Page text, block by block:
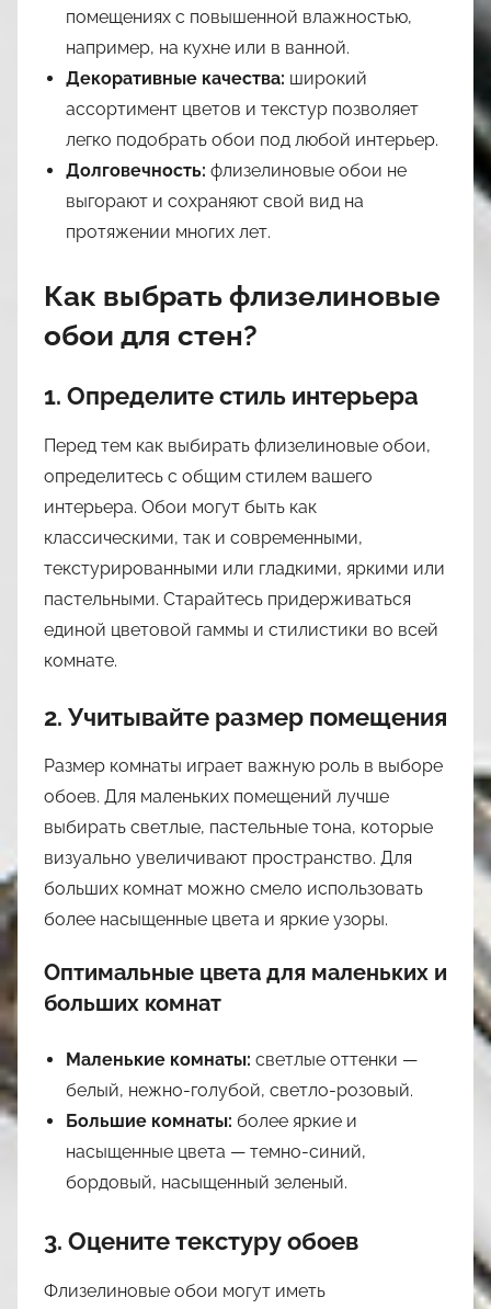
помещениях с повышенной влажностью,
например, на кухне или в ванной.
Декоративные качества: широкий
ассортимент цветов и текстур позволяет
легко подобрать обои под любой интерьер.
Долговечность: флизелиновые обои не
выгорают и сохраняют свой вид на
протяжении многих лет.
Как выбрать флизелиновые
обои для стен?
1. Определите стиль интерьера
Перед тем как выбирать флизелиновые обои,
определитесь с общим стилем вашего
интерьера. Обои могут быть как
классическими, так и современными,
текстурированными или гладкими, яркими или
пастельными. Старайтесь придерживаться
единой цветовой гаммы и стилистики во всей
комнате.
2. Учитывайте размер помещения
Размер комнаты играет важную роль в выборе
обоев. Для маленьких помещений лучше
выбирать светлые, пастельные тона, которые
визуально увеличивают пространство. Для
больших комнат можно смело использовать
более насыщенные цвета и яркие узоры.
Оптимальные цвета для маленьких и
больших комнат
Маленькие комнаты: светлые оттенки —
белый, нежно-голубой, светло-розовый.
Большие комнаты: более яркие и
насыщенные цвета — темно-синий,
бордовый, насыщенный зеленый.
3. Оцените текстуру обоев
Флизелиновые обои могут иметь